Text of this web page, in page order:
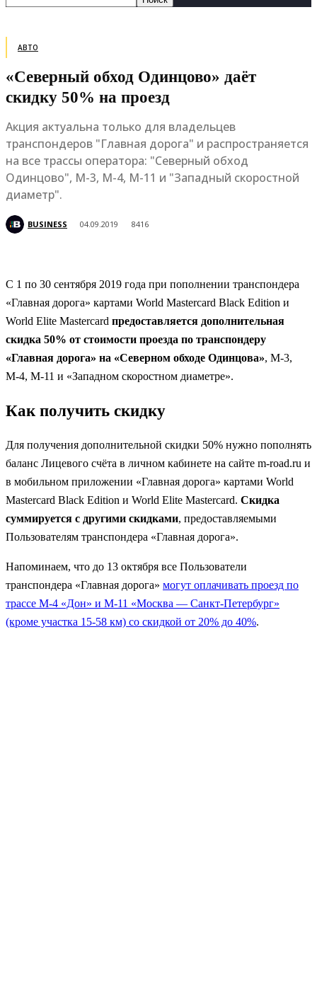
АВТО
«Северный обход Одинцово» даёт
скидку 50% на проезд
Акция актуальна только для владельцев
транспондеров "Главная дорога" и распространяется
на все трассы оператора: "Северный обход
Одинцово", М-3, М-4, М-11 и "Западный скоростной
диаметр".
BUSINESS 04.09.2019 8416
С 1 по 30 сентября 2019 года при пополнении транспондера
«Главная дорога» картами World Mastercard Black Edition и
World Elite Mastercard предоставляется дополнительная
скидка 50% от стоимости проезда по транспондеру
«Главная дорога» на «Северном обходе Одинцова», М-3,
М-4, М-11 и «Западном скоростном диаметре».
Как получить скидку
Для получения дополнительной скидки 50% нужно пополнять
баланс Лицевого счёта в личном кабинете на сайте m-road.ru и
в мобильном приложении «Главная дорога» картами World
Mastercard Black Edition и World Elite Mastercard. Скидка
суммируется с другими скидками, предоставляемыми
Пользователям транспондера «Главная дорога».
Напоминаем, что до 13 октября все Пользователи
транспондера «Главная дорога» могут оплачивать проезд по
трассе М-4 «Дон» и М-11 «Москва — Санкт-Петербург»
(кроме участка 15-58 км) со скидкой от 20% до 40%.